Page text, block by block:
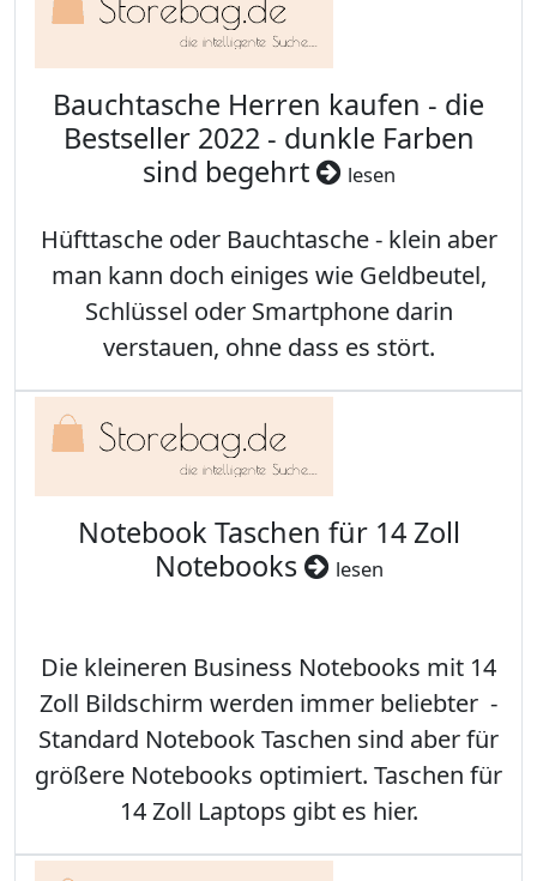
Bauchtasche Herren kaufen - die
Bestseller 2022 - dunkle Farben
sind begehrt
lesen
Hüfttasche oder Bauchtasche - klein aber
man kann doch einiges wie Geldbeutel,
Schlüssel oder Smartphone darin
verstauen, ohne dass es stört.
Notebook Taschen für 14 Zoll
Notebooks
lesen
Die kleineren Business Notebooks mit 14
Zoll Bildschirm werden immer beliebter -
Standard Notebook Taschen sind aber für
größere Notebooks optimiert. Taschen für
14 Zoll Laptops gibt es hier.